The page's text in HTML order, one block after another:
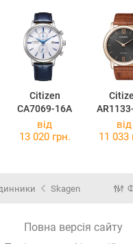
Citizen
CA7069-16A
від
13 020 грн.
від
11 033
Skagen
Повна версія сайту